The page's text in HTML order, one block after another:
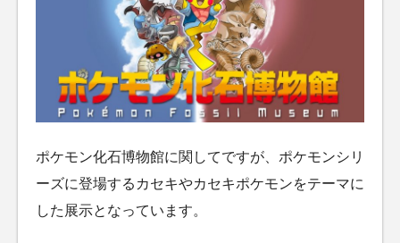
ポケモン化石博物館に関してですが、ポケモンシリ
ーズに登場するカセキやカセキポケモンをテーマに
した展示となっています。